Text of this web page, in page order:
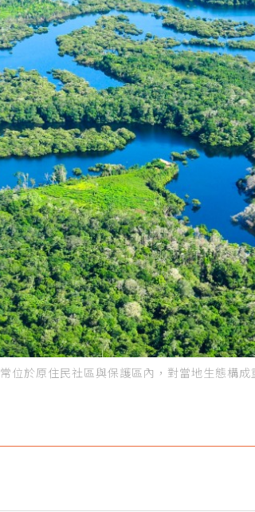
於原住民社區與保護區內，對當地生態構成